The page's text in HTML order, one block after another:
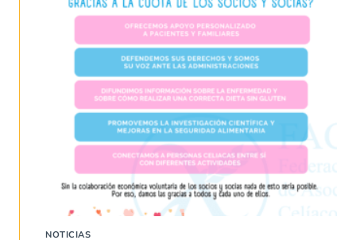
NOTICIAS